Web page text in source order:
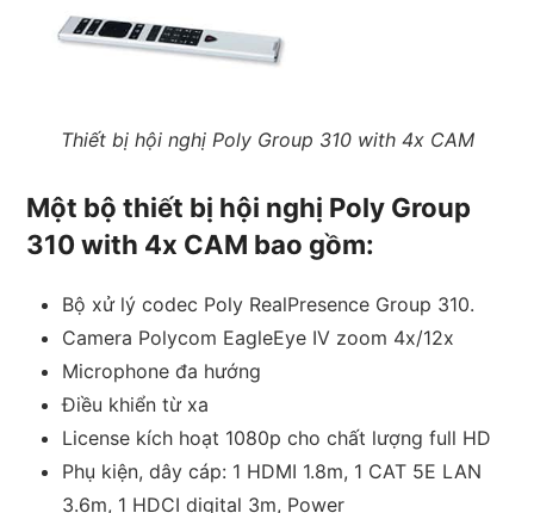
Thiết bị hội nghị Poly Group 310 with 4x CAM
Một bộ thiết bị hội nghị Poly Group
310 with 4x CAM bao gồm:
Bộ xử lý codec Poly RealPresence Group 310.
Camera Polycom EagleEye IV zoom 4x/12x
Microphone đa hướng
Điều khiển từ xa
License kích hoạt 1080p cho chất lượng full HD
Phụ kiện, dây cáp: 1 HDMI 1.8m, 1 CAT 5E LAN
3.6m, 1 HDCI digital 3m, Power